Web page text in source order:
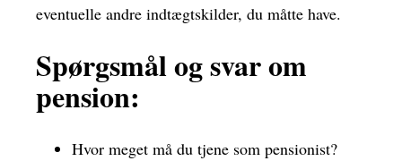
eventuelle andre indtægtskilder, du måtte have.
Spørgsmål og svar om
pension:
Hvor meget må du tjene som pensionist?